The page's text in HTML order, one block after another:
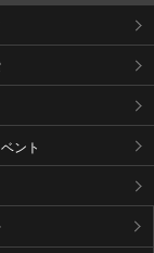
ント